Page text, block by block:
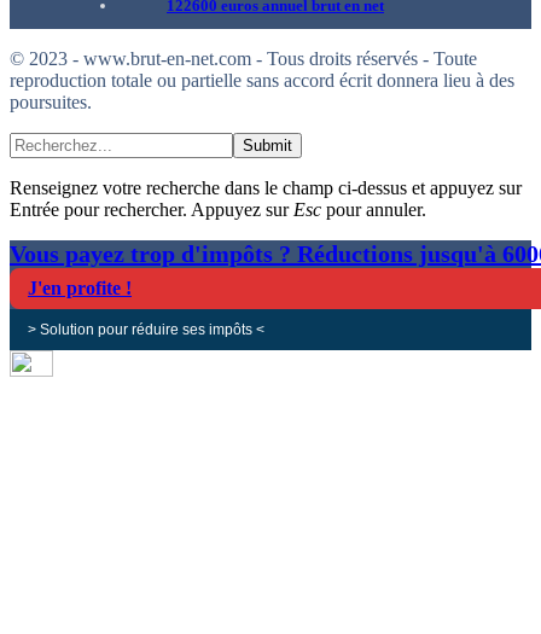
122600 euros annuel brut en net
© 2023 - www.brut-en-net.com - Tous droits réservés - Toute
reproduction totale ou partielle sans accord écrit donnera lieu à des
poursuites.
Submit
Renseignez votre recherche dans le champ ci-dessus et appuyez sur
Entrée pour rechercher. Appuyez sur Esc pour annuler.
Vous payez trop d'impôts ? Réductions jusqu'à
J'en profite !
> Solution pour réduire ses impôts <